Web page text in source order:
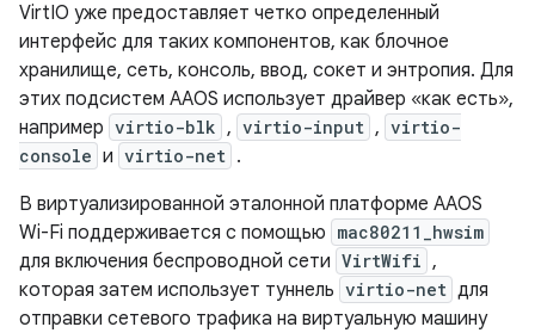
VirtIO уже предоставляет четко определенный
интерфейс для таких компонентов, как блочное
хранилище, сеть, консоль, ввод, сокет и энтропия. Для
этих подсистем AAOS использует драйвер «как есть»,
например virtio-blk , virtio-input , virtio-
console и virtio-net .
В виртуализированной эталонной платформе AAOS
Wi-Fi поддерживается с помощью mac80211_hwsim
для включения беспроводной сети VirtWifi ,
которая затем использует туннель virtio-net для
отправки сетевого трафика на виртуальную машину